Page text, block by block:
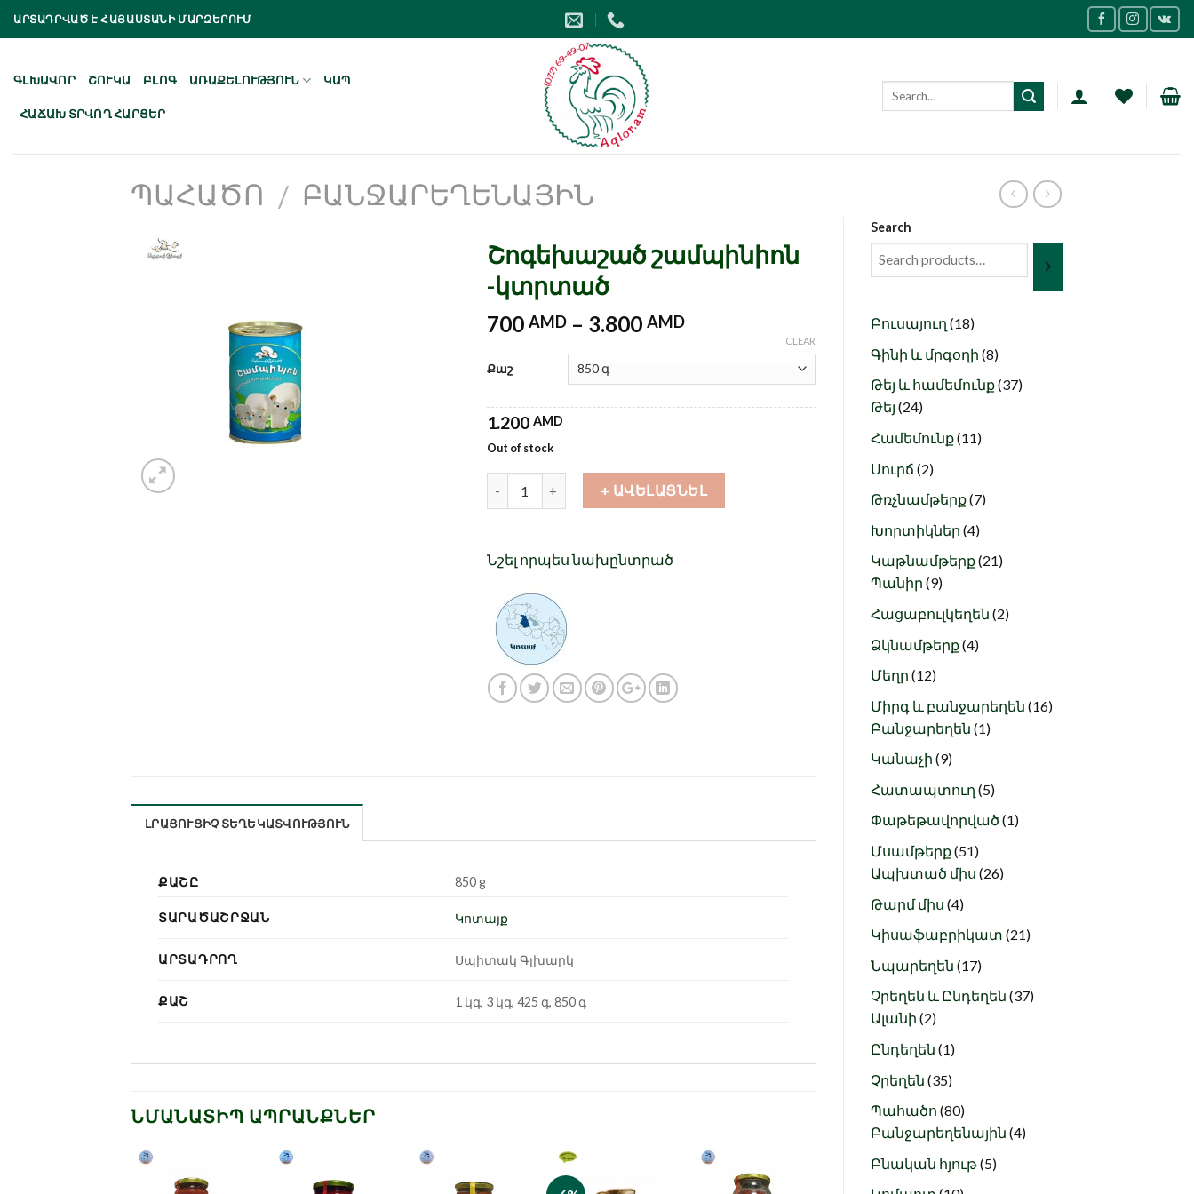
Skip
ԱՐՏԱԴՐՎԱԾ Է ՀԱՅԱՍՏԱՆԻ ՄԱՐԶԵՐՈՒՄ
ԳԼԽԱՎՈՐ ՇՈՒԿԱ ԲԼՈԳ ԱՌԱՔԵԼՈՒԹՅՈՒՆ ԿԱՊ
ՀԱՃԱԽ ՏՐՎՈՂ ՀԱՐՑԵՐ
ՊԱՀԱԾՈ / ԲԱՆՋԱՐԵՂԵՆԱՅԻՆ
Search
Բուսայուղ 1818
products
Գինի և մրգօղի 88
Թեյ և համեմունք 3737
Թեյ 2424
products
Համեմունք 1111
Սուրճ 22
products
Թռչնամթերք 77
Խորտիկներ 44
Կաթնամթերք 2121
Պանիր 99
products
Հացաբուլկեղեն 22
Ձկնամթերք 44
Մեղր 1212
products
Միրգ և բանջարեղեն 1616
Բանջարեղեն 11
Կանաչի 99
Հատապտուղ 55
products
Փաթեթավորված 11
Մսամթերք 5151
products
Ապխտած միս 2626
Թարմ միս 44
products
Կիսաֆաբրիկատ 2121
Նպարեղեն 1717
products
Չրեղեն և Ընդեղեն 3737
Ալանի 22
Ընդեղեն 11
Չրեղեն 3535
Պահածո 8080
products
Բանջարեղենային 44
Բնական հյութ 55
Շոգեխաշած շամպինիոն
-կտրտած
700 AMD– 3.800 AMD
Քաշ
CLEAR
1.200 AMD
Out of stock
+ ԱՎԵԼԱՑՆԵԼ
Նշել որպես նախընտրած
ԼՐԱՑՈՒՑԻՉ ՏԵՂԵԿԱՏՎՈՒԹՅՈՒՆ
ՔԱՇԸ 850 g
ՏԱՐԱԾԱՇՐՋԱՆ Կոտայք
ԱՐՏԱԴՐՈՂ Սպիտակ Գլխարկ
ՔԱՇ 1 կգ, 3 կգ, 425 գ, 850 գ
ՆՄԱՆԱՏԻՊ ԱՊՐԱՆՔՆԵՐ